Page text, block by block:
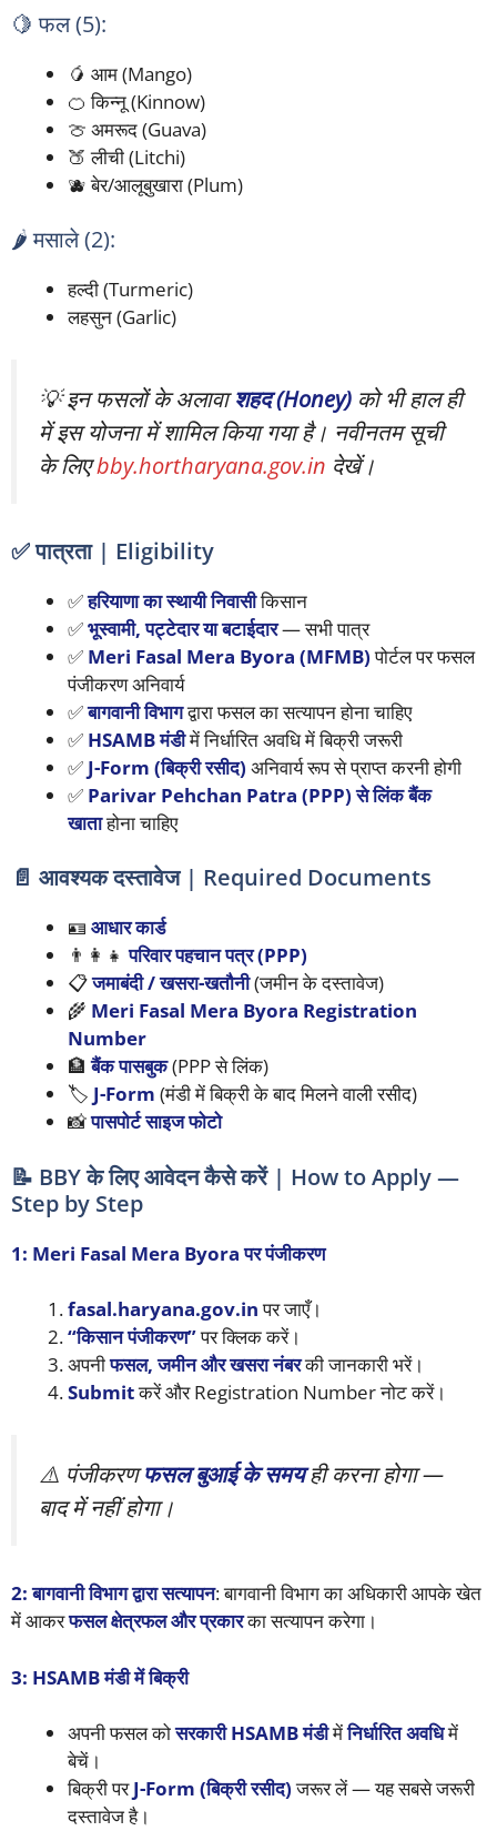
🍋 फल (5):
🥭 आम (Mango)
🍊 किन्नू (Kinnow)
🍈 अमरूद (Guava)
🍑 लीची (Litchi)
🫐 बेर/आलूबुखारा (Plum)
🌶️ मसाले (2):
हल्दी (Turmeric)
लहसुन (Garlic)
💡 इन फसलों के अलावाशहद (Honey) को भी हाल ही
में इस योजना में शामिल किया गया है। नवीनतम सूची
के लिएbby.hortharyana.gov.in देखें।
✅ पात्रता | Eligibility
✅हरियाणा का स्थायी निवासीकिसान
✅भूस्वामी, पट्टेदार या बटाईदार— सभी पात्र
✅ Meri Fasal Mera Byora (MFMB)पोर्टल पर फसल
पंजीकरण अनिवार्य
✅बागवानी विभागद्वारा फसल का सत्यापन होना चाहिए
✅ HSAMB मंडीमें निर्धारित अवधि में बिक्री जरूरी
✅ J-Form (बिक्री रसीद) अनिवार्य रूप से प्राप्त करनी होगी
✅ Parivar Pehchan Patra (PPP) से लिंक बैंक
खाताहोना चाहिए
📄 आवश्यक दस्तावेज | Required Documents
🪪 आधार कार्ड
👨‍👩‍👧परिवार पहचान पत्र (PPP)
📋जमाबंदी / खसरा-खतौनी(जमीन के दस्तावेज)
🌾 Meri Fasal Mera Byora Registration
Number
🏦बैंक पासबुक(PPP से लिंक)
🏷️ J-Form (मंडी में बिक्री के बाद मिलने वाली रसीद)
📸पासपोर्ट साइज फोटो
📝 BBY के लिए आवेदन कैसे करें | How to Apply —
Step by Step
1: Meri Fasal Mera Byora पर पंजीकरण
fasal.haryana.gov.inपर जाएँ।
“किसान पंजीकरण”पर क्लिक करें।
अपनीफसल, जमीन और खसरा नंबरकी जानकारी भरें।
Submitकरें और Registration Number नोट करें।
⚠️ पंजीकरणफसल बुआई के समयही करना होगा —
बाद में नहीं होगा।
2: बागवानी विभाग द्वारा सत्यापन: बागवानी विभाग का अधिकारी आपके खेत
में आकरफसल क्षेत्रफल और प्रकारका सत्यापन करेगा।
3: HSAMB मंडी में बिक्री
अपनी फसल कोसरकारी HSAMB मंडीमेंनिर्धारित अवधिमें
बेचें।
बिक्री परJ-Form (बिक्री रसीद)जरूर लें — यह सबसे जरूरी
दस्तावेज है।